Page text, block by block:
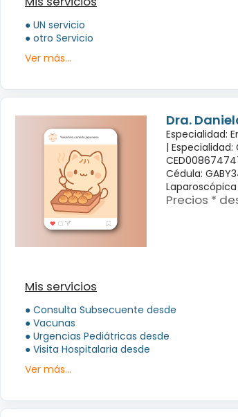
● UN servicio
● otro Servicio
Ver más...
Dra.
Especialidad:
|
Cédula:
Precios *
Mis servicios
● Consulta Subsecuente desde
● Vacunas
● Urgencias Pediátricas desde
● Visita Hospitalaria desde
Ver más...